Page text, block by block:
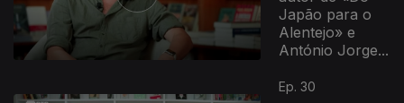
Japão para o
Alentejo» e
António Jorge...
Ep. 30